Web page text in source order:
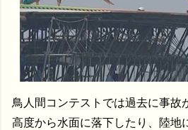
鳥人間コンテストでは過去に事故
高度から水面に落下したり、陸地